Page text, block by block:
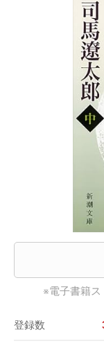
※電子書籍
登録数